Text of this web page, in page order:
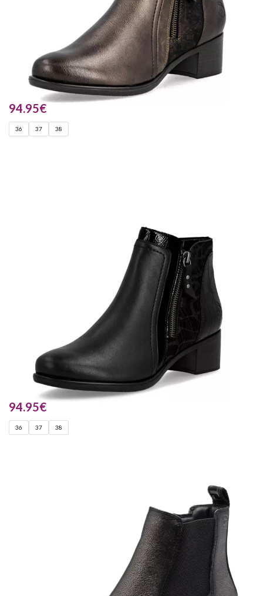
94.95€
36 37 38
94.95€
36 37 38